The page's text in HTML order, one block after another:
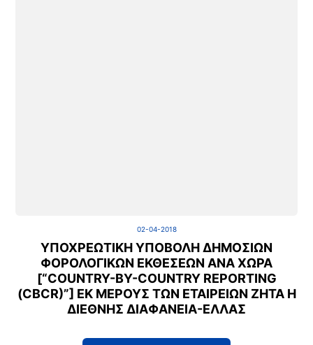
02-04-2018
ΥΠΟΧΡΕΩΤΙΚΉ ΥΠΟΒΟΛΉ ΔΗΜΟΣΊΩΝ
ΦΟΡΟΛΟΓΙΚΏΝ ΕΚΘΈΣΕΩΝ ΑΝΆ ΧΏΡΑ
[“COUNTRY-BY-COUNTRY REPORTING
(CBCR)”] ΕΚ ΜΈΡΟΥΣ ΤΩΝ ΕΤΑΙΡΕΙΏΝ ΖΗΤΆ Η
ΔΙΕΘΝΉΣ ΔΙΑΦΆΝΕΙΑ-ΕΛΛΆΣ